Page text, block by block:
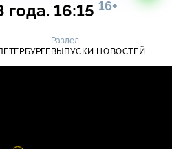
16:15 16+
Раздел
ВЫПУСКИ НОВОСТЕЙ